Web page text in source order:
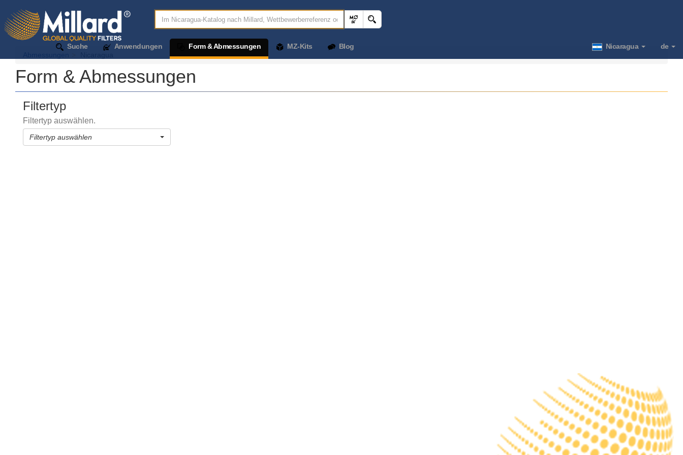
Suche Anwendungen Form & Abmessungen MZ-Kits Blog Nicaragua
de
Form & Abmessungen
Filtertyp
Filtertyp auswählen.
Filtertyp auswählen